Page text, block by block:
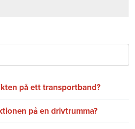
på ett transportband?
på en drivtrumma?